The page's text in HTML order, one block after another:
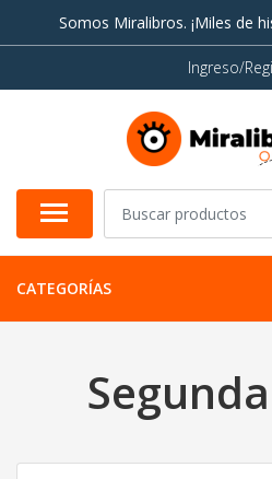
Somos Miralibros. ¡Miles de
Ingreso/
CATEGORÍAS